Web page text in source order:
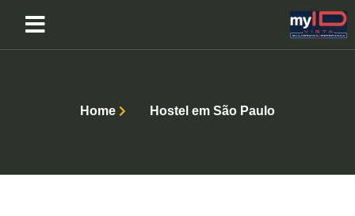
Home Hostel em São Paulo